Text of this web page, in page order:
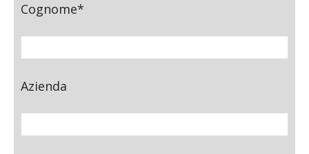
Cognome*
Azienda